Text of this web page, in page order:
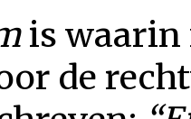
is waarin
de